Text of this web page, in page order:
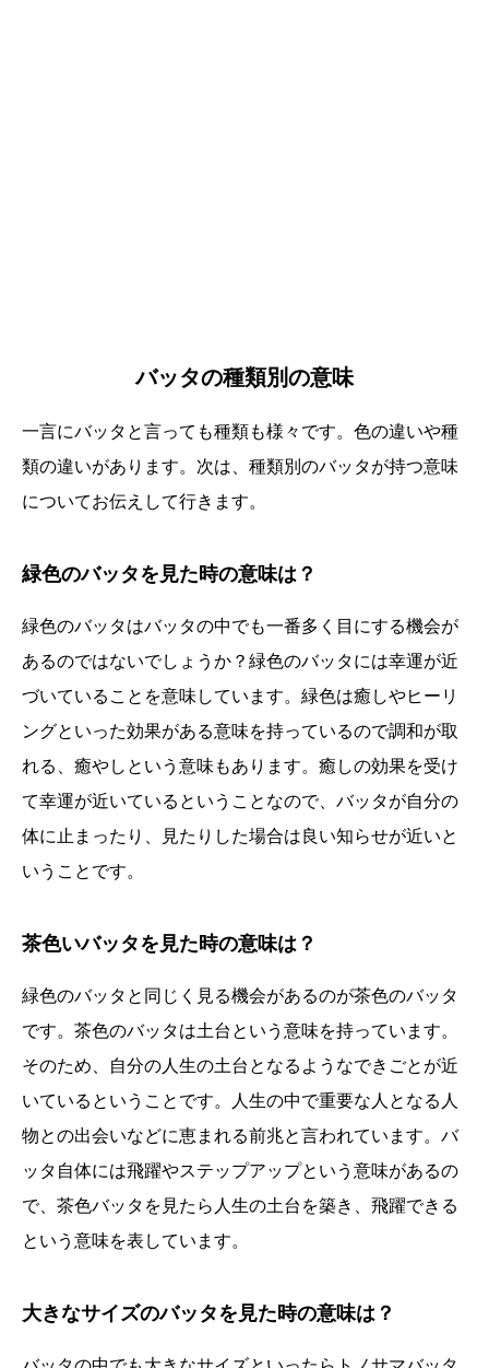
バッタの種類別の意味
一言にバッタと言っても種類も様々です。色の違いや種
類の違いがあります。次は、種類別のバッタが持つ意味
についてお伝えして行きます。
緑色のバッタを見た時の意味は？
緑色のバッタはバッタの中でも一番多く目にする機会が
あるのではないでしょうか？緑色のバッタには幸運が近
づいていることを意味しています。緑色は癒しやヒーリ
ングといった効果がある意味を持っているので調和が取
れる、癒やしという意味もあります。癒しの効果を受け
て幸運が近いているということなので、バッタが自分の
体に止まったり、見たりした場合は良い知らせが近いと
いうことです。
茶色いバッタを見た時の意味は？
緑色のバッタと同じく見る機会があるのが茶色のバッタ
です。茶色のバッタは土台という意味を持っています。
そのため、自分の人生の土台となるようなできごとが近
いているということです。人生の中で重要な人となる人
物との出会いなどに恵まれる前兆と言われています。バ
ッタ自体には飛躍やステップアップという意味があるの
で、茶色バッタを見たら人生の土台を築き、飛躍できる
という意味を表しています。
大きなサイズのバッタを見た時の意味は？